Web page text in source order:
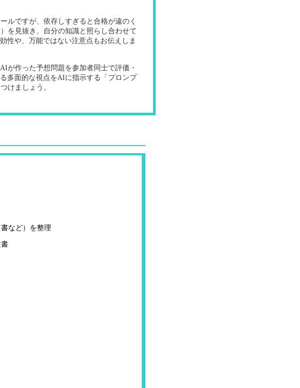
ルですが、依存しすぎると合格が遠のく
を見抜き、自分の知識と照らし合わせて
性や、万能ではない注意点もお伝えしま
が作った予想問題を参加者同士で評価・
多面的な視点をAIに指示する「プロンプ
けましょう。
など）を整理